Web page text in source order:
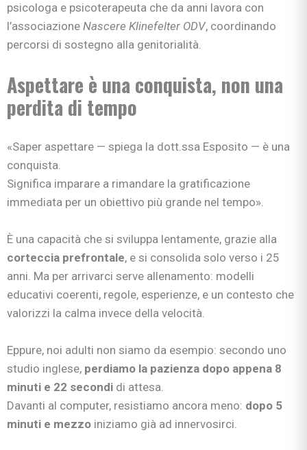
psicologa e psicoterapeuta che da anni lavora con
l’associazione Nascere Klinefelter ODV, coordinando
percorsi di sostegno alla genitorialità.
Aspettare è una conquista, non una
perdita di tempo
«Saper aspettare — spiega la dott.ssa Esposito — è una
conquista.
Significa imparare a rimandare la gratificazione
immediata per un obiettivo più grande nel tempo».
È una capacità che si sviluppa lentamente, grazie alla
corteccia prefrontale, e si consolida solo verso i 25
anni. Ma per arrivarci serve allenamento: modelli
educativi coerenti, regole, esperienze, e un contesto che
valorizzi la calma invece della velocità.
Eppure, noi adulti non siamo da esempio: secondo uno
studio inglese, perdiamo la pazienza dopo appena 8
minuti e 22 secondi di attesa.
Davanti al computer, resistiamo ancora meno: dopo 5
minuti e mezzo iniziamo già ad innervosirci.